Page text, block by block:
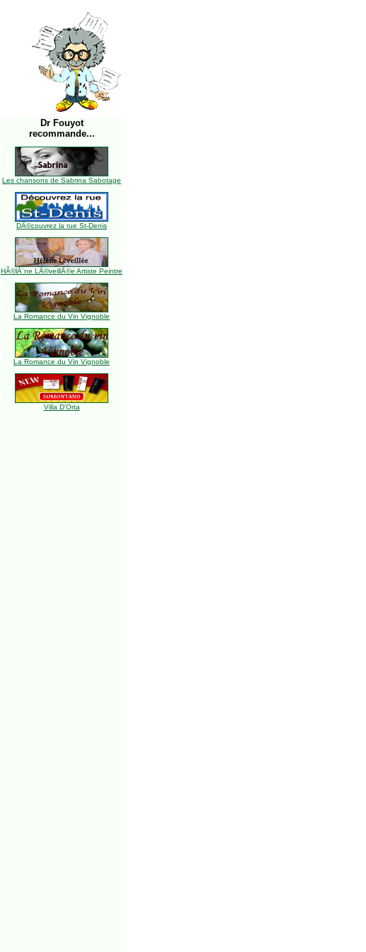
Dr Fouyot
recommande...
Les chansons de Sabrina Sabotage
DÃ©couvrez la rue St-Denis
HÃ©lÃ¨ne LÃ©veillÃ©e Artiste Peintre
La Romance du Vin Vignoble
La Romance du Vin Vignoble
Villa D'Orta